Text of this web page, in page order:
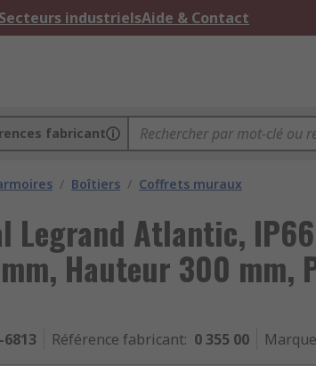
Secteurs industrielsAide & Contact
fabricant
/ Boîtiers / Coffrets muraux
Legrand Atlantic,
Hauteur 300 mm,
6813 Référence fabricant: 0 355 00 Marque